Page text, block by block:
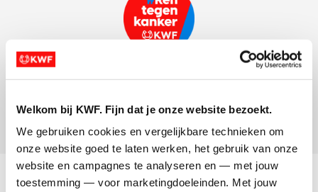
Welkom bij KWF. Fijn dat je onze website bezoekt.
We gebruiken cookies en vergelijkbare technieken om
onze website goed te laten werken, het gebruik van onze
website en campagnes te analyseren en — met jouw
toestemming — voor marketingdoeleinden. Met jouw
Opgehaald:
€156
Acties